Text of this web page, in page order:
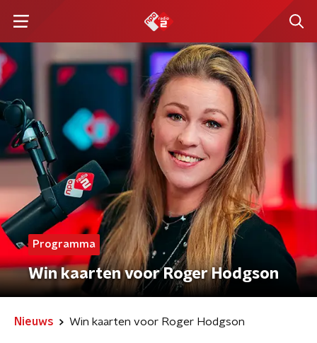
Programma
Win kaarten voor Roger Hodgson
Nieuws Win kaarten voor Roger Hodgson